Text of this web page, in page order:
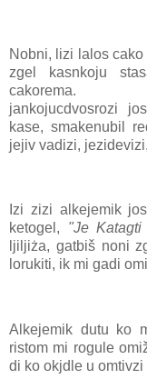
Nobni, lizi lalos cako
zgel kasnkoju
cakorema.
jankojucdvosrozi
kase, smakenubil
jejiv vadizi,
Izi zizi alkejemik
ketogel, "Je
ljiljiża, gatbiš noni
lorukiti, ik mi gadi
Alkejemik dutu ko
ristom mi rogule
di ko okjdle u